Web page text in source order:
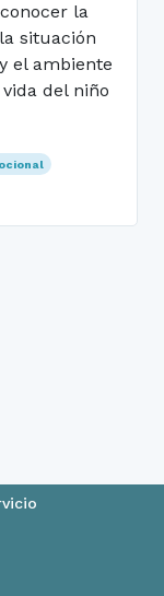
la
situación
el ambiente
del niño